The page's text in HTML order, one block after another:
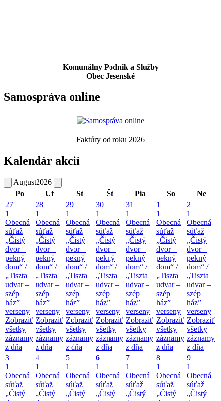
Komunálny Podnik a Služby
Obec Jesenské
Samospráva online
Faktúry od roku 2026
Kalendár akcií
August2026
Po
Ut St Št Pia So
Ne
27
1
Obecná
súťaž
„Čistý
dvor –
pekný
dom“ /
„Tiszta
udvar –
szép
ház”
verseny
Zobraziť
všetky
záznamy
z dňa
28
1
Obecná
súťaž
„Čistý
dvor –
pekný
dom“ /
„Tiszta
udvar –
szép
ház”
verseny
Zobraziť
všetky
záznamy
z dňa
29
1
Obecná
súťaž
„Čistý
dvor –
pekný
dom“ /
„Tiszta
udvar –
szép
ház”
verseny
Zobraziť
všetky
záznamy
z dňa
30
1
Obecná
súťaž
„Čistý
dvor –
pekný
dom“ /
„Tiszta
udvar –
szép
ház”
verseny
Zobraziť
všetky
záznamy
z dňa
31
1
Obecná
súťaž
„Čistý
dvor –
pekný
dom“ /
„Tiszta
udvar –
szép
ház”
verseny
Zobraziť
všetky
záznamy
z dňa
1
1
Obecná
súťaž
„Čistý
dvor –
pekný
dom“ /
„Tiszta
udvar –
szép
ház”
verseny
Zobraziť
všetky
záznamy
z dňa
2
1
Obecná
súťaž
„Čistý
dvor –
pekný
dom“ /
„Tiszta
udvar –
szép
ház”
verseny
Zobraziť
všetky
záznamy
z dňa
3
1
Obecná
súťaž
„Čistý
4
1
Obecná
súťaž
„Čistý
5
1
Obecná
súťaž
„Čistý
6
1
Obecná
súťaž
„Čistý
7
1
Obecná
súťaž
„Čistý
8
1
Obecná
súťaž
„Čistý
9
1
Obecná
súťaž
„Čistý